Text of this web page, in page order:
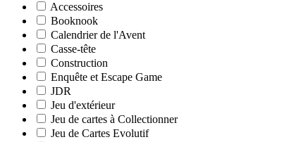
Accessoires
Booknook
Calendrier de l'Avent
Casse-tête
Construction
Enquête et Escape Game
JDR
Jeu d'extérieur
Jeu de cartes à Collectionner
Jeu de Cartes Evolutif